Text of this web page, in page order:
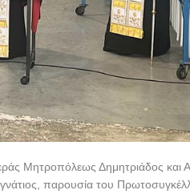
Μητροπόλεως Δημητριάδος και
παρουσία του